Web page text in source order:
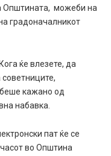
Општината, можеби на
градоначалникот
ќе влезете, да
беше кажано од
набавка.
пат ќе се
во Општина